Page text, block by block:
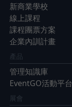
新商業學校
線上課程
課程團票方案
企業內訓計畫
產品
管理知識庫
EventGO活動平台
展會